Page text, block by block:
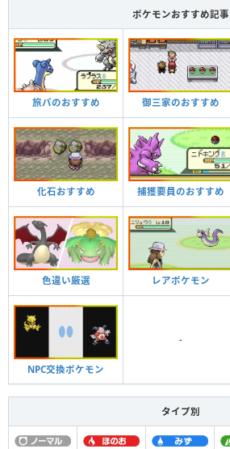
ポケモンおすすめ記事
旅パのおすすめ 御三家のおすすめ
化石おすすめ 捕獲要員のおすすめ
色違い厳選 レアポケモン
NPC交換ポケモン
-
タイプ別